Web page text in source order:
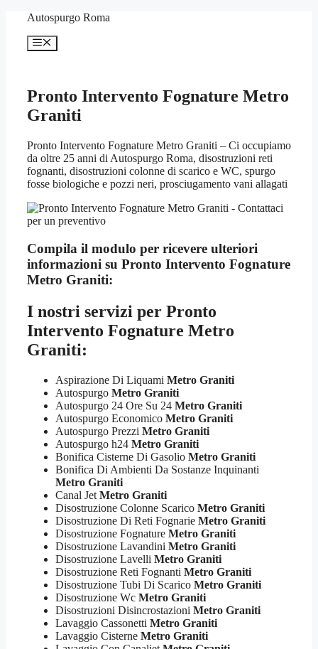
contenuto
Autospurgo Roma
Menu
Pronto Intervento Fognature Metro
Graniti
Pronto Intervento Fognature Metro Graniti – Ci occupiamo
da oltre 25 anni di Autospurgo Roma, disostruzioni reti
fognanti, disostruzioni colonne di scarico e WC, spurgo
fosse biologiche e pozzi neri, prosciugamento vani allagati
Compila il modulo per ricevere ulteriori
informazioni su Pronto Intervento Fognature
Metro Graniti:
I nostri servizi per Pronto
Intervento Fognature Metro
Graniti:
Aspirazione Di Liquami Metro Graniti
Autospurgo Metro Graniti
Autospurgo 24 Ore Su 24 Metro Graniti
Autospurgo Economico Metro Graniti
Autospurgo Prezzi Metro Graniti
Autospurgo h24 Metro Graniti
Bonifica Cisterne Di Gasolio Metro Graniti
Bonifica Di Ambienti Da Sostanze Inquinanti
Metro Graniti
Canal Jet Metro Graniti
Disostruzione Colonne Scarico Metro Graniti
Disostruzione Di Reti Fognarie Metro Graniti
Disostruzione Fognature Metro Graniti
Disostruzione Lavandini Metro Graniti
Disostruzione Lavelli Metro Graniti
Disostruzione Reti Fognanti Metro Graniti
Disostruzione Tubi Di Scarico Metro Graniti
Disostruzione Wc Metro Graniti
Disostruzioni Disincrostazioni Metro Graniti
Lavaggio Cassonetti Metro Graniti
Lavaggio Cisterne Metro Graniti